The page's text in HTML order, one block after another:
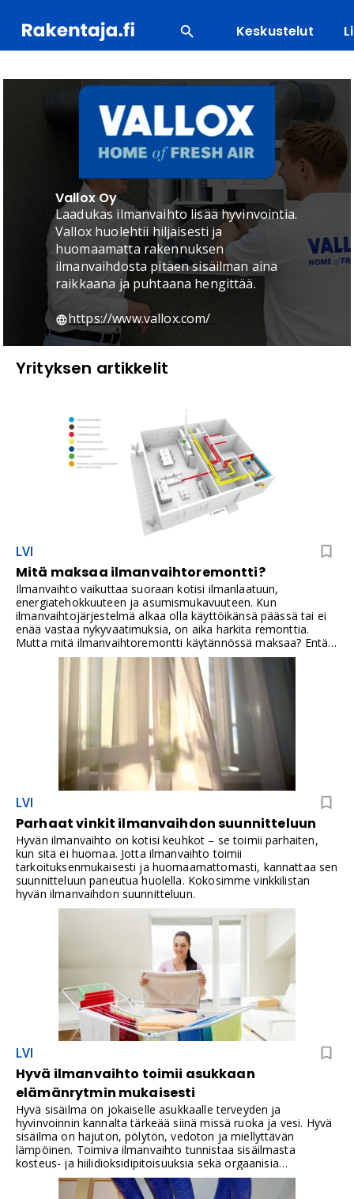
Keskustelut
SUOSITUIMMAT ENERGIA LVI
Vallox Oy
Laadukas ilmanvaihto lisää hyvinvointia.
Vallox huolehtii hiljaisesti ja
huomaamatta rakennuksen
ilmanvaihdosta pitäen sisäilman aina
raikkaana ja puhtaana hengittää.
https://www.vallox.com/
Yrityksen artikkelit
LVI
Mitä maksaa ilmanvaihtoremontti?
Ilmanvaihto vaikuttaa suoraan kotisi ilmanlaatuun,
energiatehokkuuteen ja asumismukavuuteen. Kun
ilmanvaihtojärjestelmä alkaa olla käyttöikänsä päässä tai ei
enää vastaa nykyvaatimuksia, on aika harkita remonttia.
Mutta mitä ilmanvaihtoremontti käytännössä maksaa? Entä
mistä kustannukset koostuvat, ja voiko jossain säästää
fiksusti?Tässä artikkelissa pureudumme siihen, mitä maksaa
uuden ilmanvaihtokoneen hankinta, kanaviston uusiminen ja
asennustyöt. Käymme läpi esimerkkikustannuksia 120 neliön
omakotitalon pohjalta ja annamme vinkkejä järkevään
suunnitteluun, joka voi säästää selvää rahaa – unohtamatta
helppokäyttöisiä ja energiatehokkaita ratkaisuja.Lue ja ota
selvää, mitä kaikkea ilmanvaihtoremontissa kannattaa
huomioida.
LVI
Parhaat vinkit ilmanvaihdon suunnitteluun
Hyvän ilmanvaihto on kotisi keuhkot – se toimii parhaiten,
kun sitä ei huomaa. Jotta ilmanvaihto toimii
tarkoituksenmukaisesti ja huomaamattomasti, kannattaa sen
suunnitteluun paneutua huolella. Kokosimme vinkkilistan
hyvän ilmanvaihdon suunnitteluun.
LVI
Hyvä ilmanvaihto toimii asukkaan
elämänrytmin mukaisesti
Hyvä sisäilma on jokaiselle asukkaalle terveyden ja
hyvinvoinnin kannalta tärkeää siinä missä ruoka ja vesi. Hyvä
sisäilma on hajuton, pölytön, vedoton ja miellyttävän
lämpöinen. Toimiva ilmanvaihto tunnistaa sisäilmasta
kosteus- ja hiilidioksidipitoisuuksia sekä orgaanisia
epäpuhtauksia. Hyvä ilmanvaihto toimii myös asukkaiden
asumisrytmin ehdoilla!